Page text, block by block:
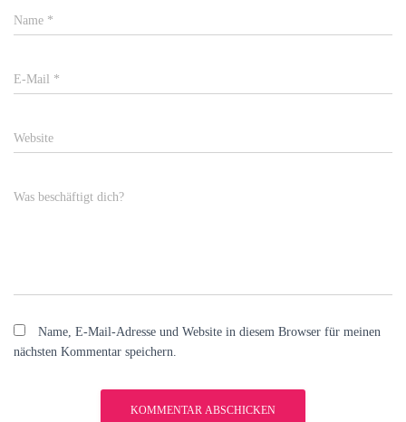
Name *
E-Mail *
Website
Was beschäftigt dich?
Name, E-Mail-Adresse und Website in diesem Browser für meinen
nächsten Kommentar speichern.